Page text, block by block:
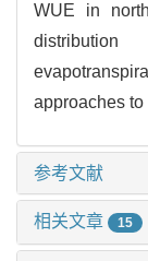
WUE in
approaches
参考文献
相关文章 15